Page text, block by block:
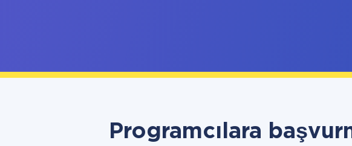
Programcılara